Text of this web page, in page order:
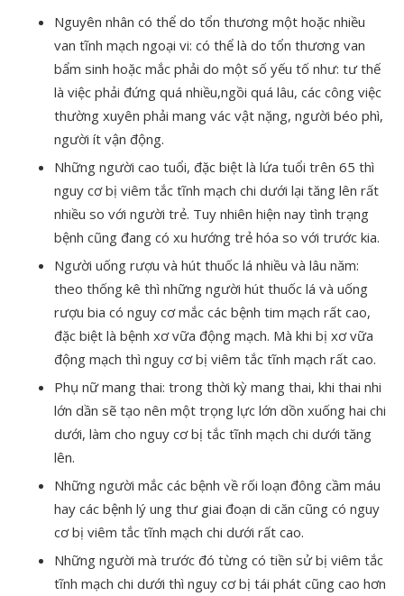
Nguyên nhân có thể do tổn thương một hoặc nhiều
van tĩnh mạch ngoại vi: có thể là do tổn thương van
bẩm sinh hoặc mắc phải do một số yếu tố như: tư thế
là việc phải đứng quá nhiều,ngồi quá lâu, các công việc
thường xuyên phải mang vác vật nặng, người béo phì,
người ít vận động.
Những người cao tuổi, đặc biệt là lứa tuổi trên 65 thì
nguy cơ bị viêm tắc tĩnh mạch chi dưới lại tăng lên rất
nhiều so với người trẻ. Tuy nhiên hiện nay tình trạng
bệnh cũng đang có xu hướng trẻ hóa so với trước kia.
Người uống rượu và hút thuốc lá nhiều và lâu năm:
theo thống kê thì những người hút thuốc lá và uống
rượu bia có nguy cơ mắc các bệnh tim mạch rất cao,
đặc biệt là bệnh xơ vữa động mạch. Mà khi bị xơ vữa
động mạch thì nguy cơ bị viêm tắc tĩnh mạch rất cao.
Phụ nữ mang thai: trong thời kỳ mang thai, khi thai nhi
lớn dần sẽ tạo nên một trọng lực lớn dồn xuống hai chi
dưới, làm cho nguy cơ bị tắc tĩnh mạch chi dưới tăng
lên.
Những người mắc các bệnh về rối loạn đông cầm máu
hay các bệnh lý ung thư giai đoạn di căn cũng có nguy
cơ bị viêm tắc tĩnh mạch chi dưới rất cao.
Những người mà trước đó từng có tiền sử bị viêm tắc
tĩnh mạch chi dưới thì nguy cơ bị tái phát cũng cao hơn